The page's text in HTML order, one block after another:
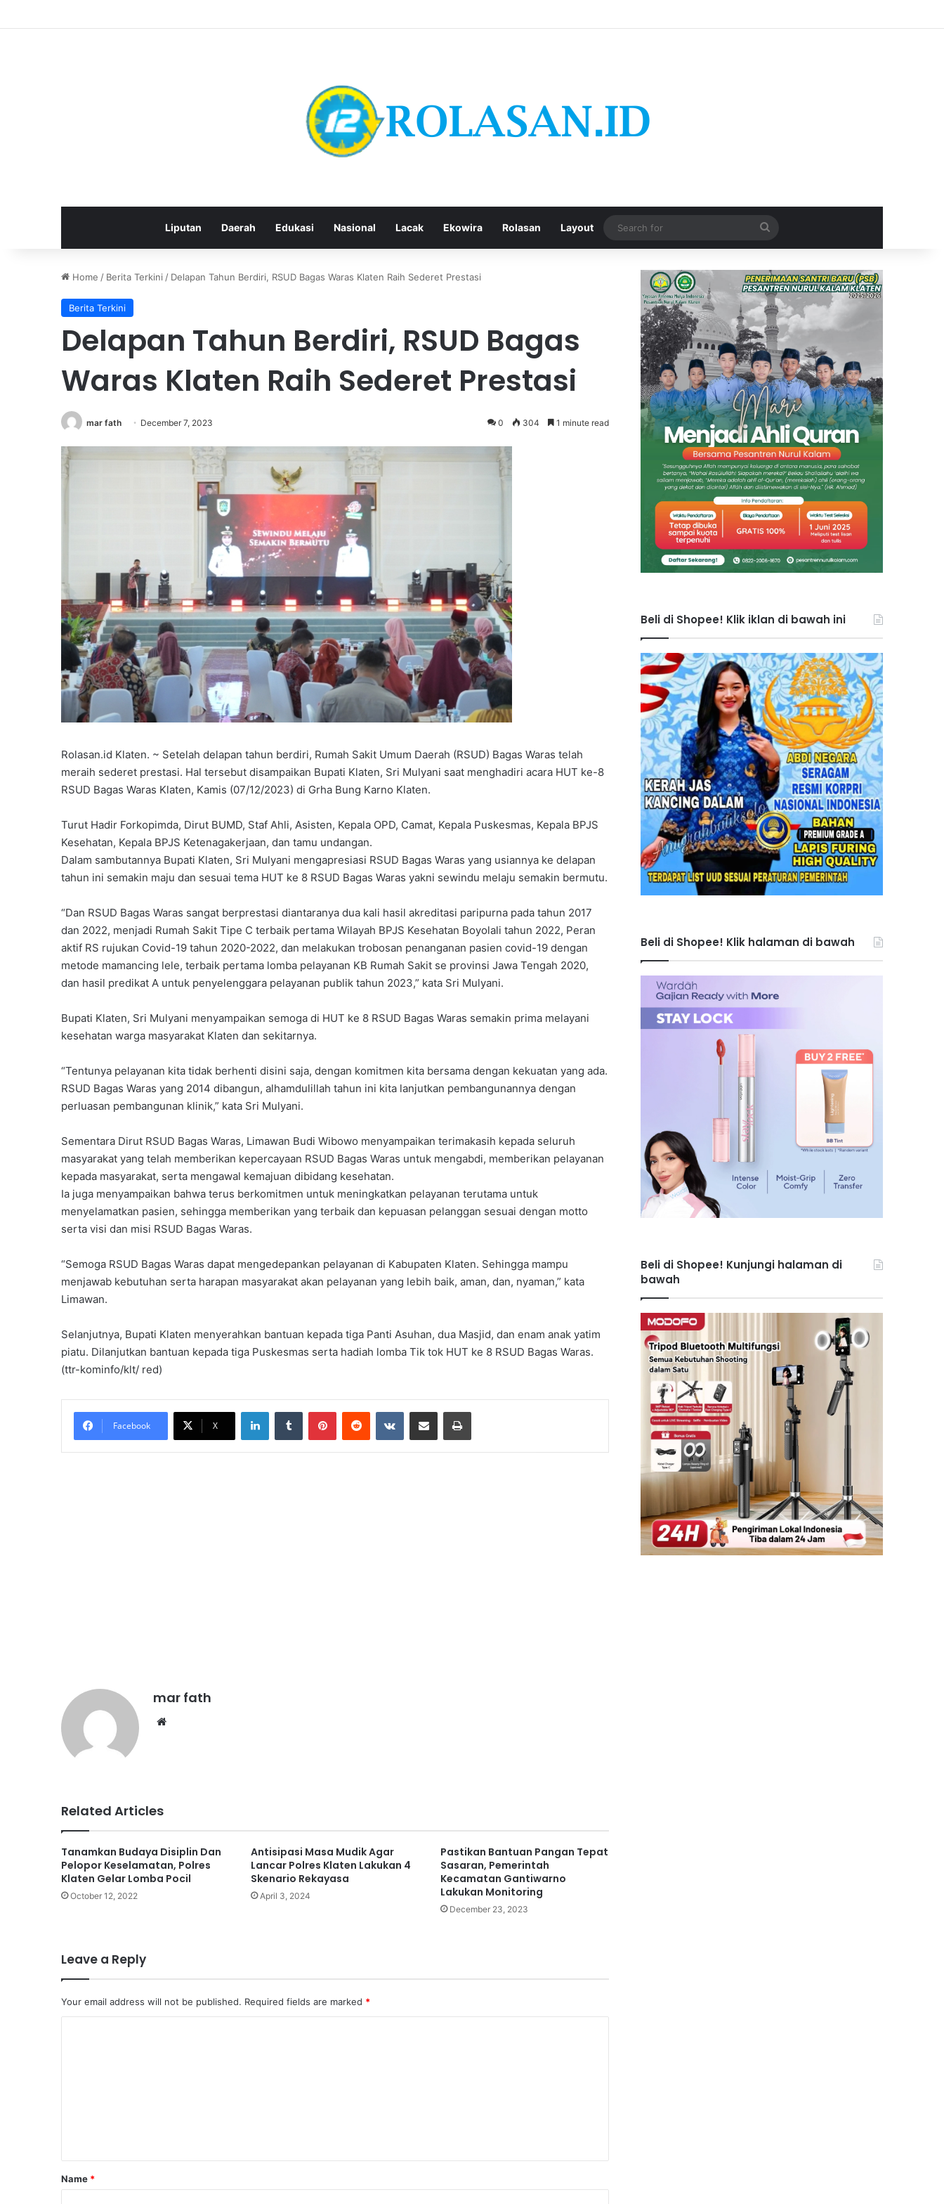
Liputan Daerah Edukasi Nasional Lacak Ekowira Rolasan Layout
Search
for
Home / Berita Terkini / Delapan Tahun Berdiri, RSUD Bagas Waras Klaten Raih Sederet Prestasi
Berita Terkini
Delapan Tahun Berdiri, RSUD Bagas
Waras Klaten Raih Sederet Prestasi
mar fath December 7, 2023 0 304 1 minute read
Rolasan.id Klaten. ~ Setelah delapan tahun berdiri, Rumah Sakit Umum Daerah (RSUD) Bagas Waras telah
meraih sederet prestasi. Hal tersebut disampaikan Bupati Klaten, Sri Mulyani saat menghadiri acara HUT ke-8
RSUD Bagas Waras Klaten, Kamis (07/12/2023) di Grha Bung Karno Klaten.
Turut Hadir Forkopimda, Dirut BUMD, Staf Ahli, Asisten, Kepala OPD, Camat, Kepala Puskesmas, Kepala BPJS
Kesehatan, Kepala BPJS Ketenagakerjaan, dan tamu undangan.
Dalam sambutannya Bupati Klaten, Sri Mulyani mengapresiasi RSUD Bagas Waras yang usiannya ke delapan
tahun ini semakin maju dan sesuai tema HUT ke 8 RSUD Bagas Waras yakni sewindu melaju semakin bermutu.
“Dan RSUD Bagas Waras sangat berprestasi diantaranya dua kali hasil akreditasi paripurna pada tahun 2017
dan 2022, menjadi Rumah Sakit Tipe C terbaik pertama Wilayah BPJS Kesehatan Boyolali tahun 2022, Peran
aktif RS rujukan Covid-19 tahun 2020-2022, dan melakukan trobosan penanganan pasien covid-19 dengan
metode mamancing lele, terbaik pertama lomba pelayanan KB Rumah Sakit se provinsi Jawa Tengah 2020,
dan hasil predikat A untuk penyelenggara pelayanan publik tahun 2023,” kata Sri Mulyani.
Bupati Klaten, Sri Mulyani menyampaikan semoga di HUT ke 8 RSUD Bagas Waras semakin prima melayani
kesehatan warga masyarakat Klaten dan sekitarnya.
“Tentunya pelayanan kita tidak berhenti disini saja, dengan komitmen kita bersama dengan kekuatan yang ada.
RSUD Bagas Waras yang 2014 dibangun, alhamdulillah tahun ini kita lanjutkan pembangunannya dengan
perluasan pembangunan klinik,” kata Sri Mulyani.
Sementara Dirut RSUD Bagas Waras, Limawan Budi Wibowo menyampaikan terimakasih kepada seluruh
masyarakat yang telah memberikan kepercayaan RSUD Bagas Waras untuk mengabdi, memberikan pelayanan
kepada masyarakat, serta mengawal kemajuan dibidang kesehatan.
Ia juga menyampaikan bahwa terus berkomitmen untuk meningkatkan pelayanan terutama untuk
menyelamatkan pasien, sehingga memberikan yang terbaik dan kepuasan pelanggan sesuai dengan motto
serta visi dan misi RSUD Bagas Waras.
“Semoga RSUD Bagas Waras dapat mengedepankan pelayanan di Kabupaten Klaten. Sehingga mampu
menjawab kebutuhan serta harapan masyarakat akan pelayanan yang lebih baik, aman, dan, nyaman,” kata
Limawan.
Selanjutnya, Bupati Klaten menyerahkan bantuan kepada tiga Panti Asuhan, dua Masjid, dan enam anak yatim
piatu. Dilanjutkan bantuan kepada tiga Puskesmas serta hadiah lomba Tik tok HUT ke 8 RSUD Bagas Waras.
(ttr-kominfo/klt/ red)
Facebook X
mar fath
Related Articles
Tanamkan Budaya Disiplin Dan
Pelopor Keselamatan, Polres
Klaten Gelar Lomba Pocil
October 12, 2022
Antisipasi Masa Mudik Agar
Lancar Polres Klaten Lakukan 4
Skenario Rekayasa
April 3, 2024
Pastikan Bantuan Pangan Tepat
Sasaran, Pemerintah
Kecamatan Gantiwarno
Lakukan Monitoring
December 23, 2023
Leave a Reply
Your email address will not be published. Required fields are marked *
Name *
Beli di Shopee! Klik iklan di bawah ini
Beli di Shopee! Klik halaman di bawah
Beli di Shopee! Kunjungi halaman di
bawah